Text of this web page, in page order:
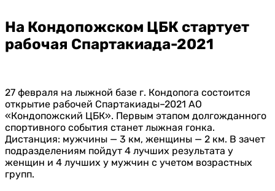
На Кондопожском ЦБК стартует
рабочая Спартакиада-2021
27 февраля на лыжной базе г. Кондопога состоится
открытие рабочей Спартакиады–2021 АО
«Кондопожский ЦБК». Первым этапом долгожданного
спортивного события станет лыжная гонка.
Дистанция: мужчины — 3 км, женщины — 2 км. В зачет
подразделениям пойдут 4 лучших результата у
женщин и 4 лучших у мужчин с учетом возрастных
групп.